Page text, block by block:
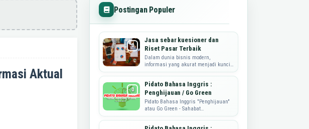
Aktual
Postingan Populer
Jasa sebar kuesioner dan
Riset Pasar Terbaik
Dalam dunia bisnis modern,
informasi yang akurat menjadi kunci
utama dalam merumuskan strategi,
mengembangkan produk, dan
memahami kebutuhan...
Pidato Bahasa Inggris :
Penghijauan / Go Green
Pidato Bahasa Inggris "Penghijauan"
atau Go Green - Sahabat
Dataguru.web.id, pidato yang di share
ini adalah tulisan dari mbak ...